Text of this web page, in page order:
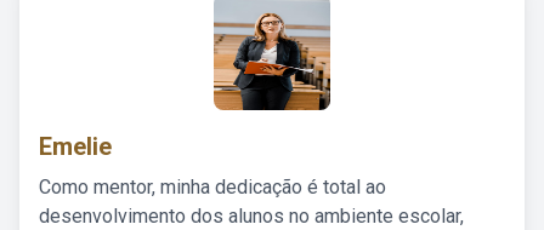
Emelie
Como mentor, minha dedicação é total ao
desenvolvimento dos alunos no ambiente escolar,